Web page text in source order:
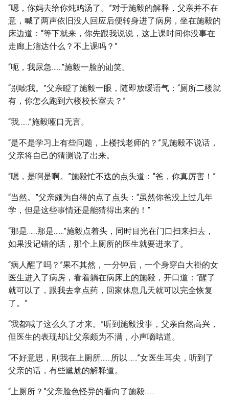
“嗯，你妈去给你炖鸡汤了。”对于施毅的解释，父亲并不在
意，喊了两声依旧没人回应后便转身进了病房，坐在施毅的
床边道：“等下就来，你先跟我说说，这上课时间你没事在
走廊上溜达什么？不上课吗？”
“呃，我尿急……”施毅一脸的讪笑。
“别唬我。”父亲瞪了施毅一眼，随即放缓语气：“厕所二楼就
有，你怎么跑到六楼校长室去？”
“我……”施毅哑口无言。
“是不是学习上有些问题，上楼找老师的？”见施毅不说话，
父亲将自己的猜测说了出来。
“嗯，是啊是啊。”施毅忙不迭的点头道：“爸，你真厉害！”
“当然。”父亲颇为自得的点了点头：“虽然你爸没上过几年
学，但是这些事情还是能猜得出来的！”
“那是……那是……”施毅点着头，同时目光在门口扫来扫去，
如果没记错的话，那个上厕所的医生就要进来了。
“病人醒了吗？”果不其然，一分钟后，一个身穿白大褂的女
医生进入了病房，看着躺在病床上的施毅，开口道：“醒了
就可以了，跟我去拿点药，回家休息几天就可以完全恢复
了。”
“我都喊了这么久了才来。”听到施毅没事，父亲自然高兴，
但医生的表现却让父亲颇为不满，小声嘀咕道。
“不好意思，刚我在上厕所……所以……”女医生耳尖，听到了
父亲的话，有些尴尬的解释道。
“上厕所？”父亲脸色怪异的看向了施毅……